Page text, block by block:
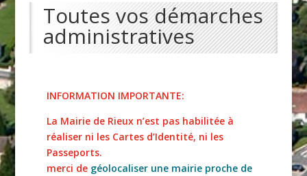
Toutes vos démarches
administratives
INFORMATION IMPORTANTE:
La Mairie de Rieux n’est pas habilitée à
réaliser ni les Cartes d’Identité, ni les
Passeports.
merci de géolocaliser une mairie proche de